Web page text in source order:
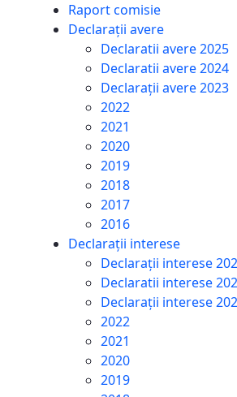
Raport comisie
Declarații avere
Declaratii avere 2025
Declaratii avere 2024
Declarații avere 2023
2022
2021
2020
2019
2018
2017
2016
Declarații interese
Declarații interese
Declaratii interese
Declarații interese
2022
2021
2020
2019